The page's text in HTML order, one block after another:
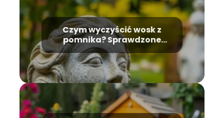
Czym wyczyścić wosk z
pomnika? Sprawdzone
metody usuwania plam